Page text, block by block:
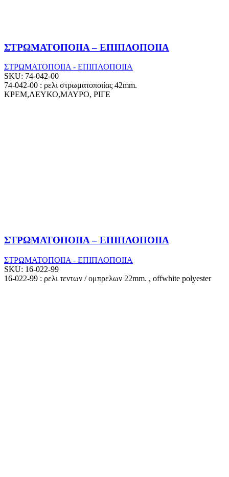
ΣΤΡΩΜΑΤΟΠΟΙΙΑ – ΕΠΙΠΛΟΠΟΙΙΑ
ΣΤΡΩΜΑΤΟΠΟΙΙΑ - ΕΠΙΠΛΟΠΟΙΙΑ
SKU: 74-042-00
74-042-00 : ρελι στρωματοποιίας 42mm.
ΚΡΕΜ,ΛΕΥΚΟ,ΜΑΥΡΟ, ΡΙΓΕ
ΣΤΡΩΜΑΤΟΠΟΙΙΑ – ΕΠΙΠΛΟΠΟΙΙΑ
ΣΤΡΩΜΑΤΟΠΟΙΙΑ - ΕΠΙΠΛΟΠΟΙΙΑ
SKU: 16-022-99
16-022-99 : ρελι τεντων / ομπρελων 22mm. , offwhite polyester